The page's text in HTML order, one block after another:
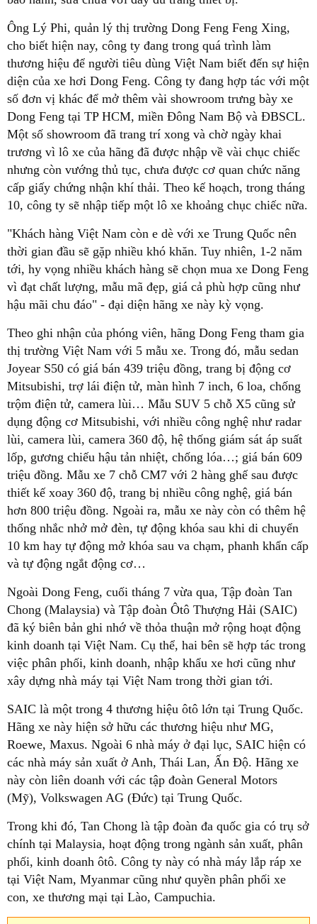
Ông Lý Phi, quản lý thị trường Dong Feng Feng Xing,
cho biết hiện nay, công ty đang trong quá trình làm
thương hiệu để người tiêu dùng Việt Nam biết đến sự hiện
diện của xe hơi Dong Feng. Công ty đang hợp tác với một
số đơn vị khác để mở thêm vài showroom trưng bày xe
Dong Feng tại TP HCM, miền Đông Nam Bộ và ĐBSCL.
Một số showroom đã trang trí xong và chờ ngày khai
trương vì lô xe của hãng đã được nhập về vài chục chiếc
nhưng còn vướng thủ tục, chưa được cơ quan chức năng
cấp giấy chứng nhận khí thải. Theo kế hoạch, trong tháng
10, công ty sẽ nhập tiếp một lô xe khoảng chục chiếc nữa.
"Khách hàng Việt Nam còn e dè với xe Trung Quốc nên
thời gian đầu sẽ gặp nhiều khó khăn. Tuy nhiên, 1-2 năm
tới, hy vọng nhiều khách hàng sẽ chọn mua xe Dong Feng
vì đạt chất lượng, mẫu mã đẹp, giá cả phù hợp cũng như
hậu mãi chu đáo" - đại diện hãng xe này kỳ vọng.
Theo ghi nhận của phóng viên, hãng Dong Feng tham gia
thị trường Việt Nam với 5 mẫu xe. Trong đó, mẫu sedan
Joyear S50 có giá bán 439 triệu đồng, trang bị động cơ
Mitsubishi, trợ lái điện tử, màn hình 7 inch, 6 loa, chống
trộm điện tử, camera lùi… Mẫu SUV 5 chỗ X5 cũng sử
dụng động cơ Mitsubishi, với nhiều công nghệ như radar
lùi, camera lùi, camera 360 độ, hệ thống giám sát áp suất
lốp, gương chiếu hậu tản nhiệt, chống lóa…; giá bán 609
triệu đồng. Mẫu xe 7 chỗ CM7 với 2 hàng ghế sau được
thiết kế xoay 360 độ, trang bị nhiều công nghệ, giá bán
hơn 800 triệu đồng. Ngoài ra, mẫu xe này còn có thêm hệ
thống nhắc nhở mở đèn, tự động khóa sau khi di chuyển
10 km hay tự động mở khóa sau va chạm, phanh khẩn cấp
và tự động ngắt động cơ…
Ngoài Dong Feng, cuối tháng 7 vừa qua, Tập đoàn Tan
Chong (Malaysia) và Tập đoàn Ôtô Thượng Hải (SAIC)
đã ký biên bản ghi nhớ về thỏa thuận mở rộng hoạt động
kinh doanh tại Việt Nam. Cụ thể, hai bên sẽ hợp tác trong
việc phân phối, kinh doanh, nhập khẩu xe hơi cũng như
xây dựng nhà máy tại Việt Nam trong thời gian tới.
SAIC là một trong 4 thương hiệu ôtô lớn tại Trung Quốc.
Hãng xe này hiện sở hữu các thương hiệu như MG,
Roewe, Maxus. Ngoài 6 nhà máy ở đại lục, SAIC hiện có
các nhà máy sản xuất ở Anh, Thái Lan, Ấn Độ. Hãng xe
này còn liên doanh với các tập đoàn General Motors
(Mỹ), Volkswagen AG (Đức) tại Trung Quốc.
Trong khi đó, Tan Chong là tập đoàn đa quốc gia có trụ sở
chính tại Malaysia, hoạt động trong ngành sản xuất, phân
phối, kinh doanh ôtô. Công ty này có nhà máy lắp ráp xe
tại Việt Nam, Myanmar cũng như quyền phân phối xe
con, xe thương mại tại Lào, Campuchia.